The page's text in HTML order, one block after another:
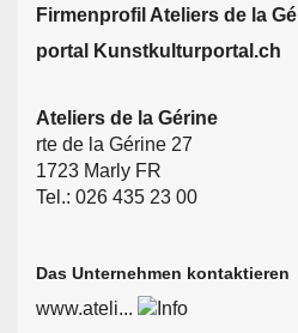
Firmen­profil Ateliers de la
portal Kunstkulturportal.ch
Ateliers de la Gérine
rte de la Gérine 27
1723 Marly FR
Tel.: 026 435 23 00
Das Unternehmen kontaktieren
www.ateli...